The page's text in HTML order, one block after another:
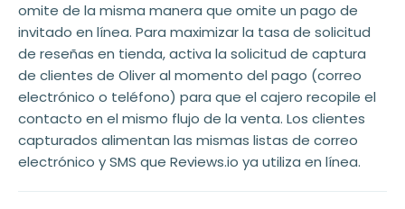
omite de la misma manera que omite un pago de
invitado en línea. Para maximizar la tasa de solicitud
de reseñas en tienda, activa la solicitud de captura
de clientes de Oliver al momento del pago (correo
electrónico o teléfono) para que el cajero recopile el
contacto en el mismo flujo de la venta. Los clientes
capturados alimentan las mismas listas de correo
electrónico y SMS que Reviews.io ya utiliza en línea.